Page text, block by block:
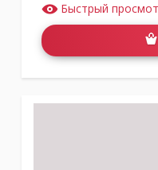
Быстрый